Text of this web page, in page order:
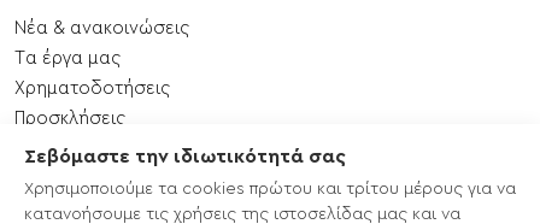
Σεβόμαστε την ιδιωτικότητά σας
Χρησιμοποιούμε τα cookies πρώτου και τρίτου μέρους για να
κατανοήσουμε τις χρήσεις της ιστοσελίδας μας και να
Νέα & ανακοινώσεις
Tα έργα μας
Xρηματοδοτήσεις
Προσκλήσεις
Εκδηλώσεις
Χάρτης ιστότοπου